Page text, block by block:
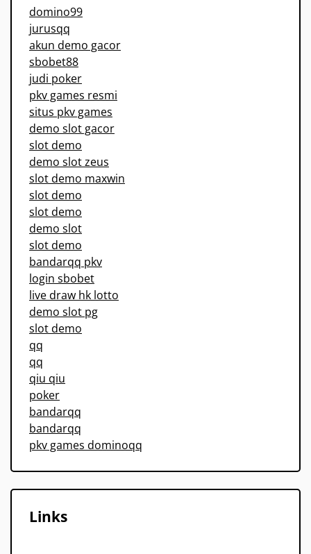
domino99
jurusqq
akun demo gacor
sbobet88
judi poker
pkv games resmi
situs pkv games
demo slot gacor
slot demo
demo slot zeus
slot demo maxwin
slot demo
slot demo
demo slot
slot demo
bandarqq pkv
login sbobet
live draw hk lotto
demo slot pg
slot demo
qq
qq
qiu qiu
poker
bandarqq
bandarqq
pkv games dominoqq
Links